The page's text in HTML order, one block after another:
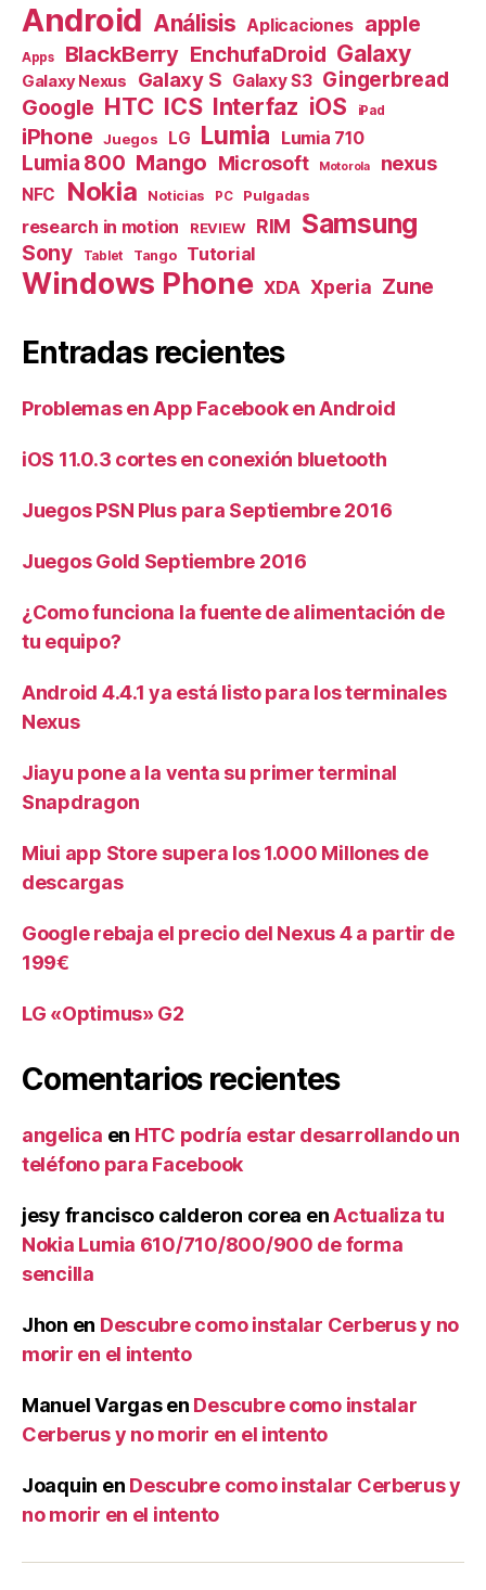
Android Análisis Aplicaciones apple
Apps BlackBerry EnchufaDroid Galaxy
Galaxy Nexus Galaxy S Galaxy S3 Gingerbread
Google HTC ICS Interfaz iOS iPad
iPhone Juegos LG Lumia Lumia 710
Lumia 800 Mango Microsoft Motorola nexus
NFC Nokia Noticias PC Pulgadas
research in motion REVIEW RIM Samsung
Sony Tablet Tango Tutorial
Windows Phone XDA Xperia Zune
Entradas recientes
Problemas en App Facebook en Android
iOS 11.0.3 cortes en conexión bluetooth
Juegos PSN Plus para Septiembre 2016
Juegos Gold Septiembre 2016
¿Como funciona la fuente de alimentación de
tu equipo?
Android 4.4.1 ya está listo para los terminales
Nexus
Jiayu pone a la venta su primer terminal
Snapdragon
Miui app Store supera los 1.000 Millones de
descargas
Google rebaja el precio del Nexus 4 a partir de
199€
LG «Optimus» G2
Comentarios recientes
angelica en HTC podría estar desarrollando un
teléfono para Facebook
jesy francisco calderon corea enActualiza tu
Nokia Lumia 610/710/800/900 de forma
sencilla
Jhon en Descubre como instalar Cerberus y no
morir en el intento
Manuel Vargasen Descubre como instalar
Cerberus y no morir en el intento
Joaquin en Descubre como instalar Cerberus y
no morir en el intento